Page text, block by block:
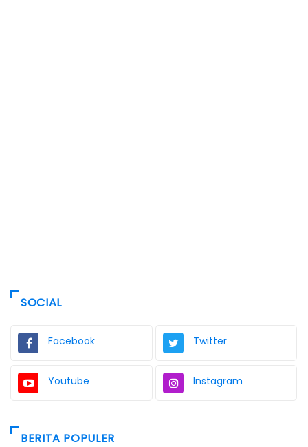
SOCIAL
Facebook Twitter
Youtube Instagram
BERITA POPULER